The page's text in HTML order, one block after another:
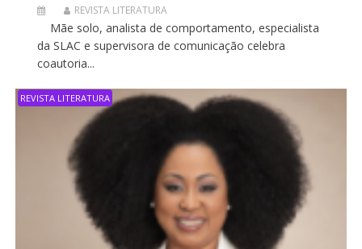
REVISTA LITERATURA
Mãe solo, analista de comportamento, especialista
da SLAC e supervisora de comunicação celebra
coautoria...
REVISTA LITERATURA